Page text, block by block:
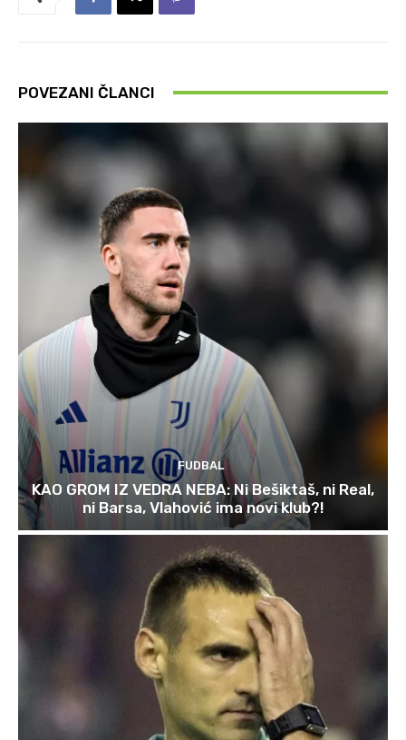
POVEZANI ČLANCI
FUDBAL
KAO GROM IZ VEDRA NEBA: Ni Bešiktaš, ni Real,
ni Barsa, Vlahović ima novi klub?!